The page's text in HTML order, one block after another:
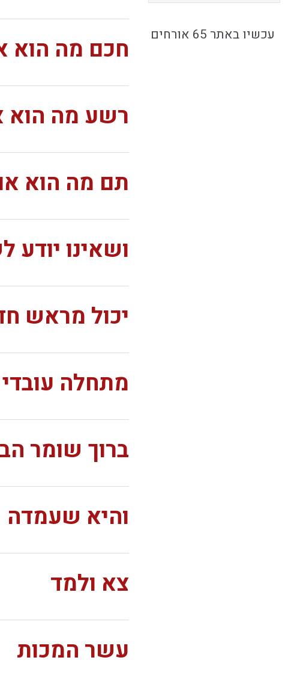
חכם מה הוא
רשע מה הוא
תם מה הוא
ושאינו יודע
יכול מראש
מתחלה עובדי
ברוך שומר
והיא שעמדה
צא ולמד
עשר המכות
עכשיו באתר 65 אורחים